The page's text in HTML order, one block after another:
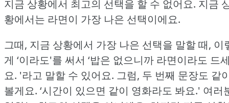
지금 상황에서 최고의 선택을 할 수 없어요. 지금
황에서는 라면이 가장 나은 선택이에요.
그때, 지금 상황에서 가장 나은 선택을 말할 때, 이
게 ‘이라도'를 써서 ‘밥은 없으니까 라면이라도 드
요. '라고 말할 수 있어요. 그럼, 두 번째 문장도 같
볼게요. ‘시간이 있으면 같이 영화라도 봐요.' 여러